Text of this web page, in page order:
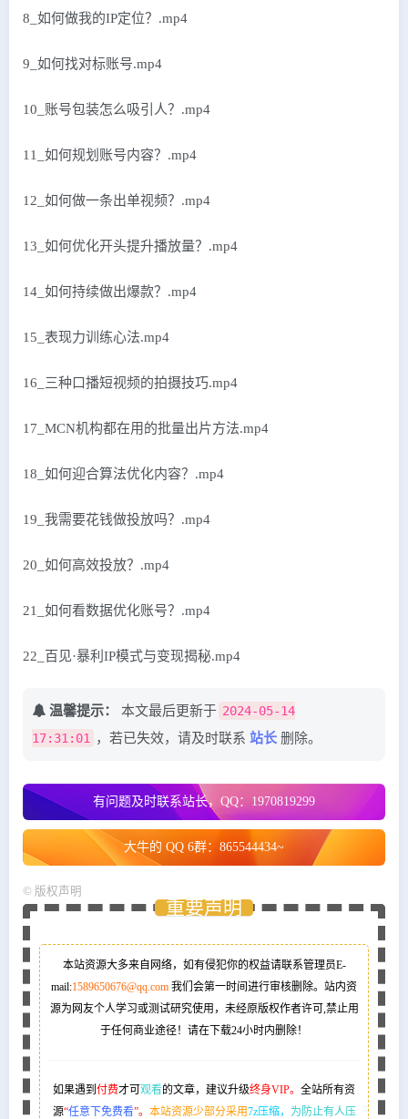
8_如何做我的IP定位？.mp4
9_如何找对标账号.mp4
10_账号包装怎么吸引人？.mp4
11_如何规划账号内容？.mp4
12_如何做一条出单视频？.mp4
13_如何优化开头提升播放量？.mp4
14_如何持续做出爆款？.mp4
15_表现力训练心法.mp4
16_三种口播短视频的拍摄技巧.mp4
17_MCN机构都在用的批量出片方法.mp4
18_如何迎合算法优化内容？.mp4
19_我需要花钱做投放吗？.mp4
20_如何高效投放？.mp4
21_如何看数据优化账号？.mp4
22_百见·暴利IP模式与变现揭秘.mp4
温馨提示： 本文最后更新于 2024-05-14
17:31:01
，若已失效，请及时联系 站长 删除。
有问题及时联系站长，QQ：1970819299
大牛的 QQ 6群：865544434~
© 版权声明
重要声明
本站资源大多来自网络，如有侵犯你的权益请联系管理员E-
mail:1589650676@qq.com 我们会第一时间进行审核删除。站内资
源为网友个人学习或测试研究使用，未经原版权作者许可,禁止用
于任何商业途径！请在下载24小时内删除！
如果遇到 付费才可 观看的文章，建议升级终身VIP。 全站所有资
源“任意下免费看”。 本站资源少部分采用7z压缩，
为防止有人压